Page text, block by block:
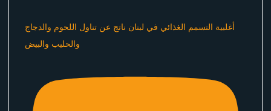
أغلبية التسمم الغذائي في لبنان ناتج عن تناول اللحوم والدجاج
والحليب والبيض